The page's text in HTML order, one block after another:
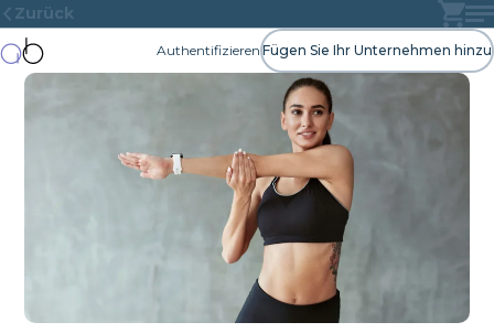
Zurück
Authentifizieren Fügen Sie Ihr Unternehmen hinzu